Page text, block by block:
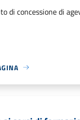
di concessione di